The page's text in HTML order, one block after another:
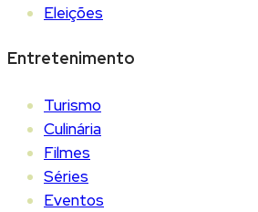
Eleições
Entretenimento
Turismo
Culinária
Filmes
Séries
Eventos